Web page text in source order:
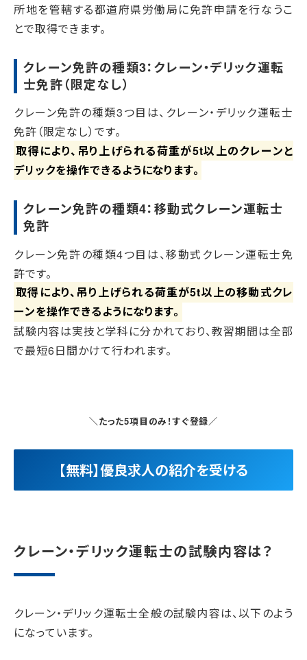
所地を管轄する都道府県労働局に免許申請を行なうこ
とで取得できます。
クレーン免許の種類3：クレーン・デリック運転
士免許（限定なし）
クレーン免許の種類3つ目は、クレーン・デリック運転士
免許（限定なし）です。
取得により、吊り上げられる荷重が5t以上のクレーンと
デリックを操作できるようになります。
クレーン免許の種類4：移動式クレーン運転士
免許
クレーン免許の種類4つ目は、移動式クレーン運転士免
許です。
取得により、吊り上げられる荷重が5t以上の移動式クレ
ーンを操作できるようになります。
試験内容は実技と学科に分かれており、教習期間は全部
で最短6日間かけて行われます。
＼たった5項目のみ！すぐ登録／
【無料】優良求人の紹介を受ける
クレーン・デリック運転士の試験内容は？
クレーン・デリック運転士全般の試験内容は、以下のよう
になっています。